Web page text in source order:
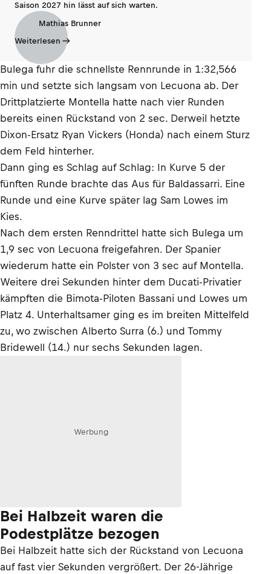
Saison 2027 hin lässt auf sich warten.
Mathias Brunner
Weiterlesen
Bulega fuhr die schnellste Rennrunde in 1:32,566
min und setzte sich langsam von Lecuona ab. Der
Drittplatzierte Montella hatte nach vier Runden
bereits einen Rückstand von 2 sec. Derweil hetzte
Dixon-Ersatz Ryan Vickers (Honda) nach einem Sturz
dem Feld hinterher.
Dann ging es Schlag auf Schlag: In Kurve 5 der
fünften Runde brachte das Aus für Baldassarri. Eine
Runde und eine Kurve später lag Sam Lowes im
Kies.
Nach dem ersten Renndrittel hatte sich Bulega um
1,9 sec von Lecuona freigefahren. Der Spanier
wiederum hatte ein Polster von 3 sec auf Montella.
Weitere drei Sekunden hinter dem Ducati-Privatier
kämpften die Bimota-Piloten Bassani und Lowes um
Platz 4. Unterhaltsamer ging es im breiten Mittelfeld
zu, wo zwischen Alberto Surra (6.) und Tommy
Bridewell (14.) nur sechs Sekunden lagen.
Werbung
Bei Halbzeit waren die
Podestplätze bezogen
Bei Halbzeit hatte sich der Rückstand von Lecuona
auf fast vier Sekunden vergrößert. Der 26-Jährige